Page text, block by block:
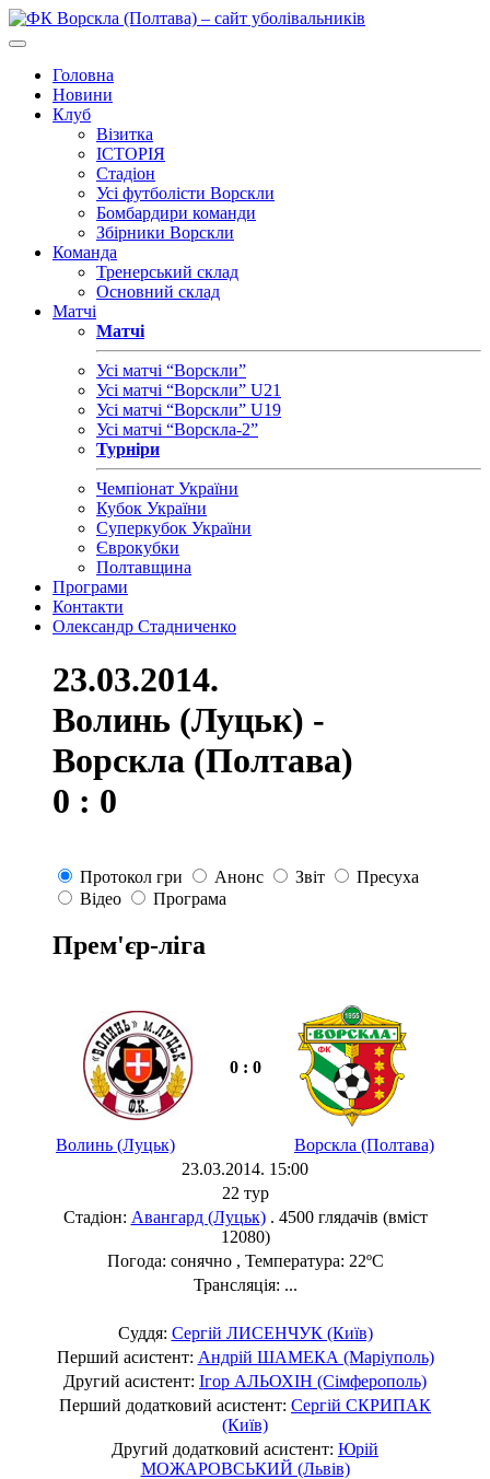
Головна
Новини
Клуб
Візитка
ІСТОРІЯ
Стадіон
Усі футболісти Ворскли
Бомбардири команди
Збірники Ворскли
Команда
Тренерський склад
Основний склад
Матчі
Матчі
Усі матчі “Ворскли”
Усі матчі “Ворскли” U21
Усі матчі “Ворскли” U19
Усі матчі “Ворскла-2”
Турніри
Чемпіонат України
Кубок України
Суперкубок України
Єврокубки
Полтавщина
Програми
Контакти
Олександр Стадниченко
23.03.2014.
Волинь (Луцьк) -
Ворскла (Полтава)
0 : 0
Протокол гри Анонс Звіт
Пресуха
Відео
Програма
Прем'єр-ліга
0 : 0
Волинь (Луцьк)
Ворскла (Полтава)
23.03.2014. 15:00
22 тур
Стадіон: Авангард (Луцьк). 4500 глядачів (вміст
12080)
Погода: сонячно , Температура: 22ºC
Трансляція: ...
Суддя: Сергій ЛИСЕНЧУК (Київ)
Перший асистент: Андрій ШАМЕКА (Маріуполь)
Другий асистент: Ігор АЛЬОХІН (Сімферополь)
Перший додатковий асистент: Сергій СКРИПАК
(Київ)
Другий додатковий асистент: Юрій
МОЖАРОВСЬКИЙ (Львів)